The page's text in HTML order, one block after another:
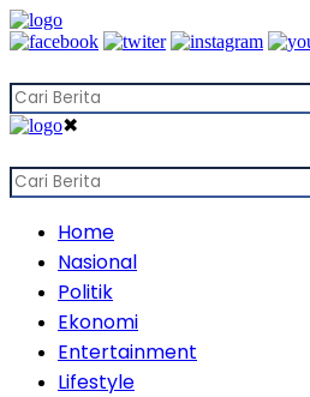
✖
Home
Nasional
Politik
Ekonomi
Entertainment
Lifestyle